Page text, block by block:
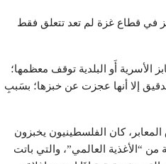
في قطاع غزة لم تعد تتعلق فقط
الأسرية أَو البلدية توقف معظمها؛
إلا أنها عجزت عن خبزها؛ بسَببِ
كان الفلسطينيون يخبزون
“الأغذية العالمي”، والتي باتت